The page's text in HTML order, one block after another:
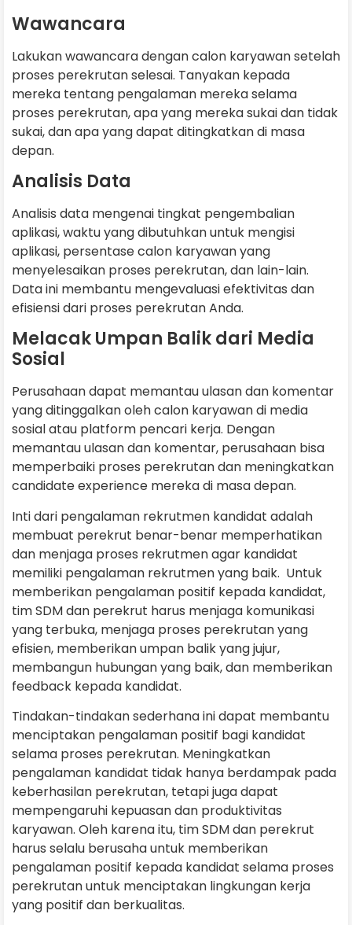
Wawancara
Lakukan wawancara dengan calon karyawan setelah
proses perekrutan selesai. Tanyakan kepada
mereka tentang pengalaman mereka selama
proses perekrutan, apa yang mereka sukai dan tidak
sukai, dan apa yang dapat ditingkatkan di masa
depan.
Analisis Data
Analisis data mengenai tingkat pengembalian
aplikasi, waktu yang dibutuhkan untuk mengisi
aplikasi, persentase calon karyawan yang
menyelesaikan proses perekrutan, dan lain-lain.
Data ini membantu mengevaluasi efektivitas dan
efisiensi dari proses perekrutan Anda.
Melacak Umpan Balik dari Media
Sosial
Perusahaan dapat memantau ulasan dan komentar
yang ditinggalkan oleh calon karyawan di media
sosial atau platform pencari kerja. Dengan
memantau ulasan dan komentar, perusahaan bisa
memperbaiki proses perekrutan dan meningkatkan
candidate experience mereka di masa depan.
Inti dari pengalaman rekrutmen kandidat adalah
membuat perekrut benar-benar memperhatikan
dan menjaga proses rekrutmen agar kandidat
memiliki pengalaman rekrutmen yang baik. Untuk
memberikan pengalaman positif kepada kandidat,
tim SDM dan perekrut harus menjaga komunikasi
yang terbuka, menjaga proses perekrutan yang
efisien, memberikan umpan balik yang jujur,
membangun hubungan yang baik, dan memberikan
feedback kepada kandidat.
Tindakan-tindakan sederhana ini dapat membantu
menciptakan pengalaman positif bagi kandidat
selama proses perekrutan. Meningkatkan
pengalaman kandidat tidak hanya berdampak pada
keberhasilan perekrutan, tetapi juga dapat
mempengaruhi kepuasan dan produktivitas
karyawan. Oleh karena itu, tim SDM dan perekrut
harus selalu berusaha untuk memberikan
pengalaman positif kepada kandidat selama proses
perekrutan untuk menciptakan lingkungan kerja
yang positif dan berkualitas.